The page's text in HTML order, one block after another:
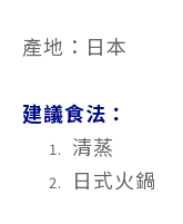
產地：日本
建議食法：
清蒸
日式火鍋